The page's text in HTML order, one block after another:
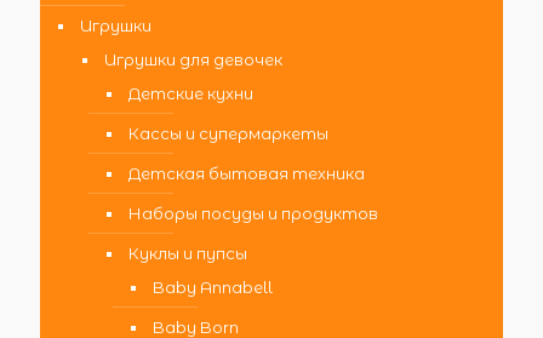
Игрушки
Игрушки для девочек
Детские кухни
Кассы и супермаркеты
Детская бытовая техника
Наборы посуды и продуктов
Куклы и пупсы
Baby Annabell
Baby Born